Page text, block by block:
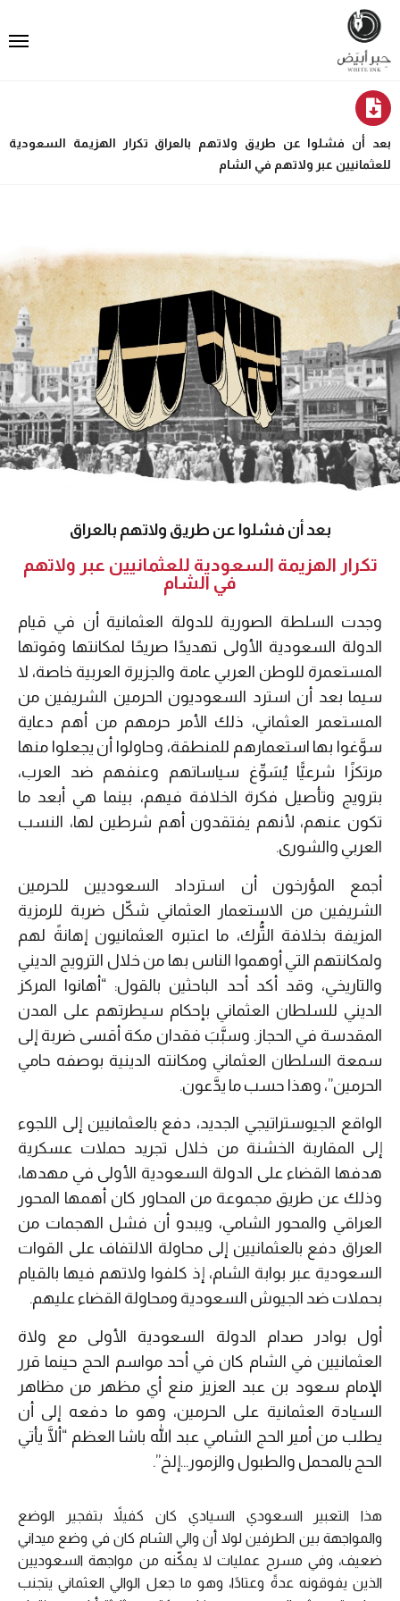
بعد أن فشلوا عن طريق ولاتهم بالعراق تكرار الهزيمة السعودية
للعثمانيين عبر ولاتهم في الشام
بعد أن فشلوا عن طريق ولاتهم بالعراق
تكرار الهزيمة السعودية للعثمانيين عبر ولاتهم
في الشام
وجدت السلطة الصورية للدولة العثمانية أن في قيام
الدولة السعودية الأولى تهديدًا صريحًا لمكانتها وقوتها
المستعمرة للوطن العربي عامة والجزيرة العربية خاصة، لا
سيما بعد أن استرد السعوديون الحرمين الشريفين من
المستعمر العثماني، ذلك الأمر حرمهم من أهم دعاية
سوَّغوا بها استعمارهم للمنطقة، وحاولوا أن يجعلوا منها
مرتكزًا شرعيًّا يُسَوِّغ سياساتهم وعنفهم ضد العرب،
بترويج وتأصيل فكرة الخلافة فيهم، بينما هي أبعد ما
تكون عنهم، لأنهم يفتقدون أهم شرطين لها، النسب
العربي والشورى.
أجمع المؤرخون أن استرداد السعوديين للحرمين
الشريفين من الاستعمار العثماني شكّل ضربة للرمزية
المزيفة بخلافة التُّرك، ما اعتبره العثمانيون إهانةً لهم
ولمكانتهم التي أوهموا الناس بها من خلال الترويج الديني
والتاريخي، وقد أكد أحد الباحثين بالقول: “أهانوا المركز
الديني للسلطان العثماني بإحكام سيطرتهم على المدن
المقدسة في الحجاز. وسبَّبَ فقدان مكة أقسى ضربة إلى
سمعة السلطان العثماني ومكانته الدينية بوصفه حامي
الحرمين”، وهذا حسب ما يدَّعون.
الواقع الجيوستراتيجي الجديد، دفع بالعثمانيين إلى اللجوء
إلى المقاربة الخشنة من خلال تجريد حملات عسكرية
هدفها القضاء على الدولة السعودية الأولى في مهدها،
وذلك عن طريق مجموعة من المحاور كان أهمها المحور
العراقي والمحور الشامي، ويبدو أن فشل الهجمات من
العراق دفع بالعثمانيين إلى محاولة الالتفاف على القوات
السعودية عبر بوابة الشام، إذ كلفوا ولاتهم فيها بالقيام
بحملات ضد الجيوش السعودية ومحاولة القضاء عليهم.
أول بوادر صدام الدولة السعودية الأولى مع ولاة
العثمانيين في الشام كان في أحد مواسم الحج حينما قرر
الإمام سعود بن عبد العزيز منع أي مظهر من مظاهر
السيادة العثمانية على الحرمين، وهو ما دفعه إلى أن
يطلب من أمير الحج الشامي عبد الله باشا العظم “ألَّا يأتي
الحج بالمحمل والطبول والزمور…إلخ”.
هذا التعبير السعودي السيادي كان كفيلاً بتفجير الوضع
والمواجهة بين الطرفين لولا أن والي الشام كان في وضع ميداني
ضعيف، وفي مسرح عمليات لا يمكّنه من مواجهة السعوديين
الذين يفوقونه عدةً وعتادًا، وهو ما جعل الوالي العثماني يتجنب